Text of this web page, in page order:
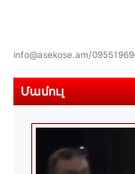
info@asekose.am/
Մամուլ